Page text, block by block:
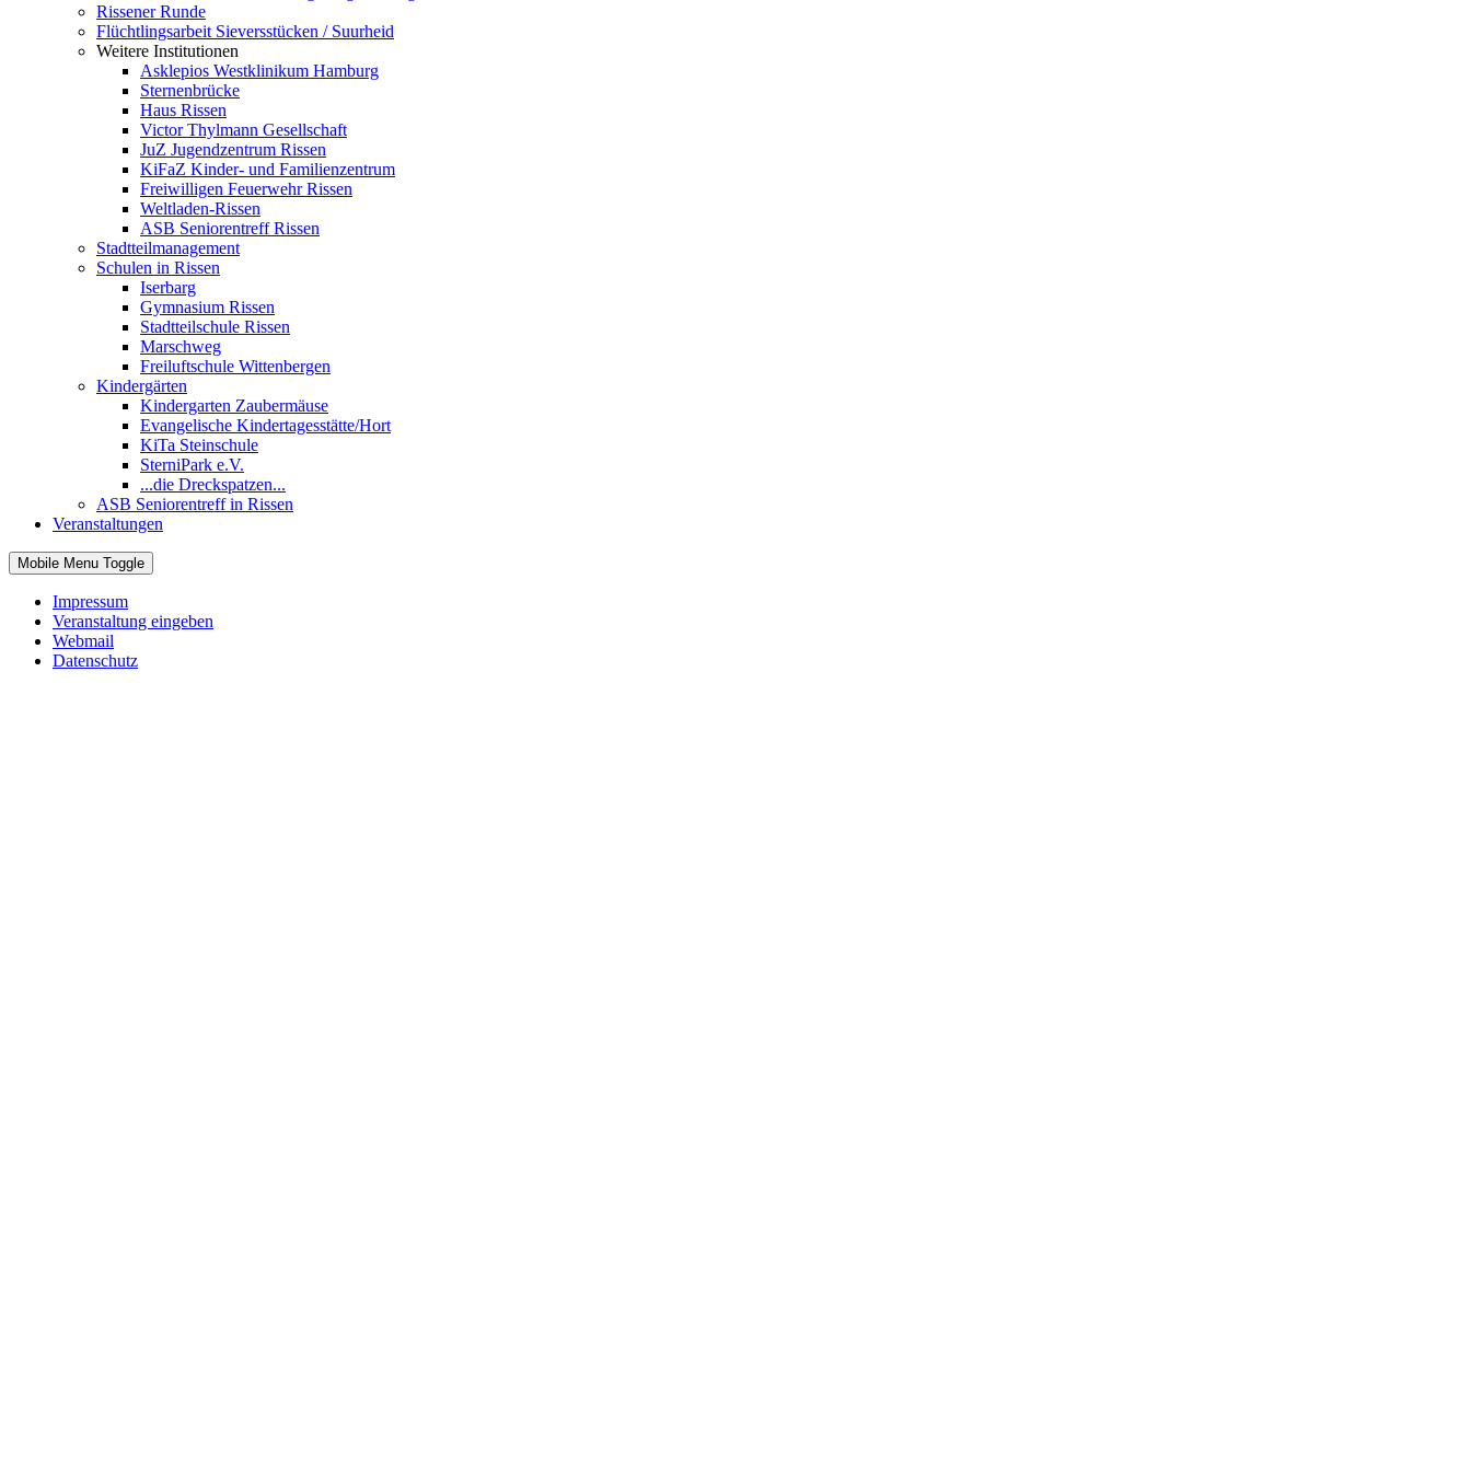
Rissener Runde
Flüchtlingsarbeit Sieversstücken / Suurheid
Weitere Institutionen
Asklepios Westklinikum Hamburg
Sternenbrücke
Haus Rissen
Victor Thylmann Gesellschaft
JuZ Jugendzentrum Rissen
KiFaZ Kinder- und Familienzentrum
Freiwilligen Feuerwehr Rissen
Weltladen-Rissen
ASB Seniorentreff Rissen
Stadtteilmanagement
Schulen in Rissen
Iserbarg
Gymnasium Rissen
Stadtteilschule Rissen
Marschweg
Freiluftschule Wittenbergen
Kindergärten
Kindergarten Zaubermäuse
Evangelische Kindertagesstätte/Hort
KiTa Steinschule
SterniPark e.V.
...die Dreckspatzen...
ASB Seniorentreff in Rissen
Veranstaltungen
Mobile Menu Toggle
Impressum
Veranstaltung eingeben
Webmail
Datenschutz